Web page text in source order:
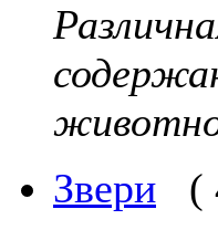
Звери
(